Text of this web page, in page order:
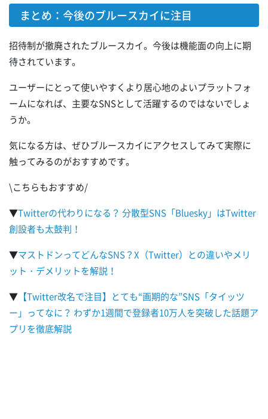
まとめ：今後のブルースカイに注目
招待制が撤廃されたブルースカイ。今後は機能面の向上に期
待されています。
ユーザーにとって使いやすくより居心地のよいプラットフォ
ームになれば、主要なSNSとして活躍するのではないでしょ
うか。
気になる方は、ぜひブルースカイにアクセスしてみて実際に
触ってみるのがおすすめです。
\こちらもおすすめ/
▼Twitterの代わりになる？ 分散型SNS「Bluesky」はTwitter
創設者も太鼓判！
▼マストドンってどんなSNS？X（Twitter）との違いやメリ
ット・デメリットを解説！
▼ 【Twitter改名で注目】とても“画期的な”SNS「タイッツ
ー」ってなに？ わずか1週間で登録者10万人を突破した話題ア
プリを徹底解説